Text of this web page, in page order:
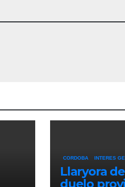
CORDOBA INTERES
Llaryora
duelo